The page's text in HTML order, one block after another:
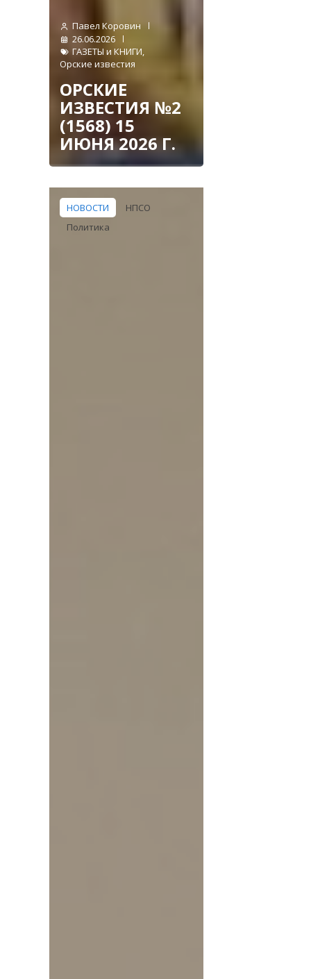
Павел Коровин
26.06.2026
ГАЗЕТЫ и КНИГИ,
Орские известия
ОРСКИЕ
ИЗВЕСТИЯ №2
(1568) 15
ИЮНЯ 2026 Г.
НОВОСТИ
НПСО
Политика